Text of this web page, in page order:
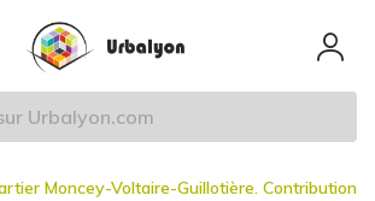
Moncey-Voltaire-Guillotière. Contribution